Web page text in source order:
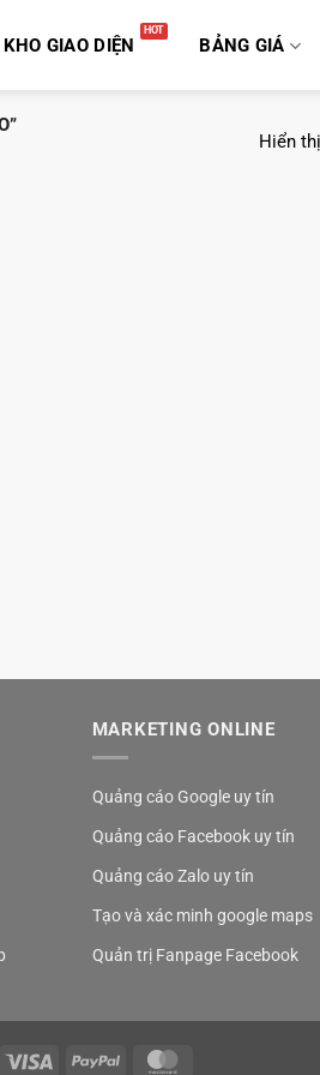
KHO GIAO DIỆN BẢNG GIÁ
Hiển
MARKETING ONLINE
Quảng cáo Google uy tín
Quảng cáo Facebook uy tín
Quảng cáo Zalo uy tín
Tạo và xác minh google maps
Quản trị Fanpage Facebook
Visa PayPal